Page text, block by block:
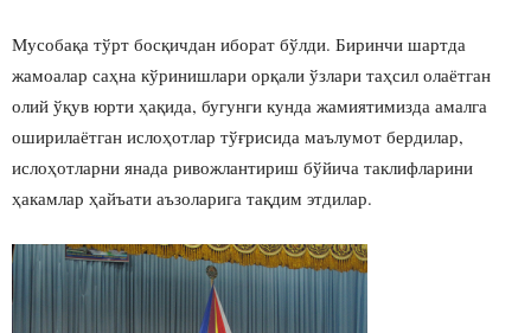
Мусобақа тўрт босқичдан иборат бўлди. Биринчи шартда
жамоалар саҳна кўринишлари орқали ўзлари таҳсил олаётган
олий ўқув юрти ҳақида, бугунги кунда жамиятимизда амалга
оширилаётган ислоҳотлар тўғрисида маълумот бердилар,
ислоҳотларни янада ривожлантириш бўйича таклифларини
ҳакамлар ҳайъати аъзоларига тақдим этдилар.